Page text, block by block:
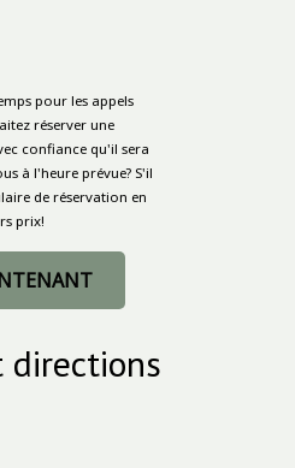
pour les appels
réserver une
confiance qu'il sera
à l'heure prévue? S'il
de réservation en
prix!
directions